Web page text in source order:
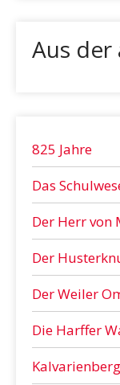
Aus
825 Jahre
Das
Der Herr von
Der
Der Weiler
Die Harffer
Kalvarienberg